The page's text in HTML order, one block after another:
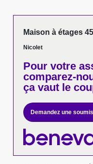
Maison à étages
Nicolet
Pour votre
comparez-
ça vaut le
Demandez une